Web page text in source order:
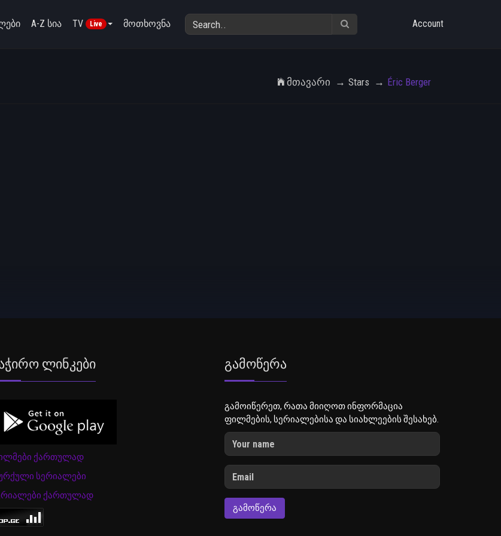
A-Z სია TV Live მოთხოვნა Account
Მთავარი Stars Éric Berger
Ლინკები
ქართულად
სერიალები
ქართულად
Გამოწერა
გამოიწერეთ, რათა მიიღოთ ინფორმაცია
ფილმების, სერიალებისა და სიახლეების შესახებ.
ᲒᲐᲛᲝᲬᲔᲠᲐ